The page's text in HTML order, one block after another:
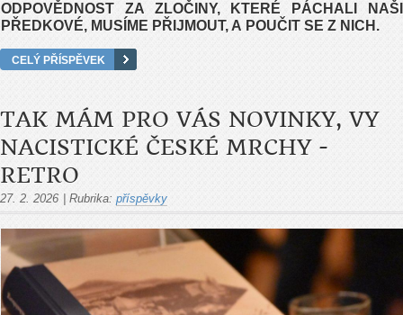
ODPOVĚDNOST ZA ZLOČINY, KTERÉ PÁCHALI NAŠI
PŘEDKOVÉ, MUSÍME PŘIJMOUT, A POUČIT SE Z NICH.
CELÝ PŘÍSPĚVEK
TAK MÁM PRO VÁS NOVINKY, VY
NACISTICKÉ ČESKÉ MRCHY -
RETRO
27. 2. 2026 Rubrika: příspěvky